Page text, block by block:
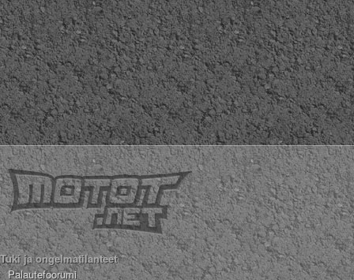
Tuki ja ongelmatilanteet
Palautefoorumi